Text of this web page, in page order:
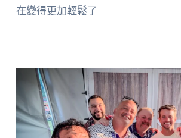
在變得更加輕鬆了